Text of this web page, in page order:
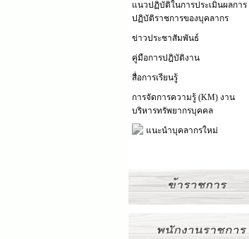
แนวปฏิบัติในการประเมินผลการ
ปฏิบัติราชการของบุคลากร
ข่าวประชาสัมพันธ์
คู่มือการปฎิบัติงาน
สื่อการเรียนรู้
การจัดการความรู้ (KM) งาน
บริหารทรัพยากรบุคคล
แนะนำบุคลากรใหม่